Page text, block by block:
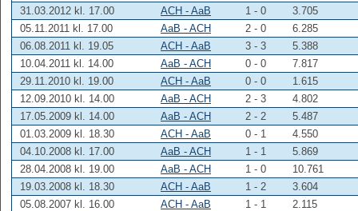
31.03.2012 kl. 17.00
ACH - AaB 1 - 0
3.705
05.11.2011 kl. 17.00
AaB - ACH 2 - 0
6.285
06.08.2011 kl. 19.05
ACH - AaB 3 - 3
5.388
10.04.2011 kl. 14.00
AaB - ACH 0 - 0
7.817
29.11.2010 kl. 19.00
ACH - AaB 0 - 0
1.615
12.09.2010 kl. 14.00
AaB - ACH 2 - 3
4.802
17.05.2009 kl. 14.00
AaB - ACH 2 - 2
5.487
01.03.2009 kl. 18.30
ACH - AaB 0 - 1
4.550
04.10.2008 kl. 17.00
AaB - ACH 1 - 1
5.869
28.04.2008 kl. 19.00
AaB - ACH 1 - 0
10.761
19.03.2008 kl. 18.30
ACH - AaB 1 - 2
3.604
05.08.2007 kl. 16.00
ACH - AaB 1 - 1
2.115